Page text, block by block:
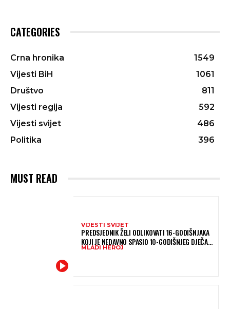
CATEGORIES
Crna hronika
1549
Vijesti BiH
1061
Društvo
811
Vijesti regija
592
Vijesti svijet
486
Politika
396
MUST READ
VIJESTI SVIJET
PREDSJEDNIK ŽELI ODLIKOVATI 16-GODIŠNJAKA
KOJI JE NEDAVNO SPASIO 10-GODIŠNJEG DJEČAKA
IZ SMRTONOSNIH VALOVA
MLADI HEROJ